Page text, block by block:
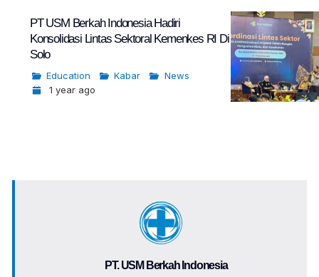
PT USM Berkah Indonesia Hadiri
Konsolidasi Lintas Sektoral Kemenkes RI Di
Solo
Education Kabar
News
1 year ago
PT. USM Berkah Indonesia